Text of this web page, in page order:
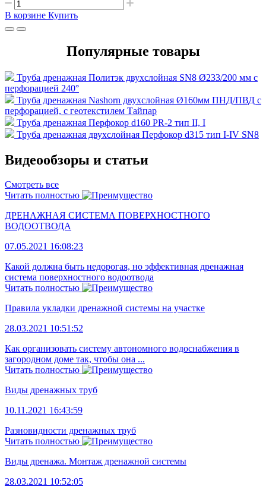
В корзине Купить
Популярные товары
Труба дренажная Политэк двухслойная SN8 Ø233/200 мм с
перфорацией 240°
Труба дренажная Nashorn двухслойная Ø160мм ПНД/ПВД с
перфорацией, с геотекстилем Тайпар
Труба дренажная Перфокор d160 PR-2 тип II, I
Труба дренажная двухслойная Перфокор d315 тип I-IV SN8
Видеообзоры и статьи
Смотреть все
Читать полностью
ДРЕНАЖНАЯ СИСТЕМА ПОВЕРХНОСТНОГО
ВОДООТВОДА
07.05.2021 16:08:23
Какой должна быть недорогая, но эффективная дренажная
система поверхностного водоотвода
Читать полностью
Правила укладки дренажной системы на участке
28.03.2021 10:51:52
Как организовать систему автономного водоснабжения в
загородном доме так, чтобы она ...
Читать полностью
Виды дренажных труб
10.11.2021 16:43:59
Разновидности дренажных труб
Читать полностью
Виды дренажа. Монтаж дренажной системы
28.03.2021 10:52:05